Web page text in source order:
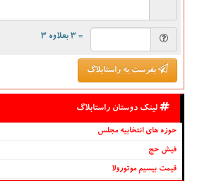
= ۳ بعلاوه ۳
بفرست به راستابلاگ
لینک دوستان راستابلاگ
حوزه های انتخابیه مجلس
فیش حج
قیمت بیسیم موتورولا